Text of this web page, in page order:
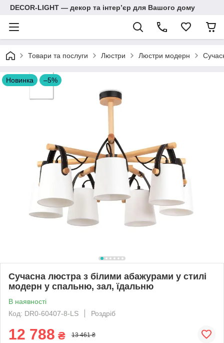
DECOR-LIGHT — декор та інтерʼєр для Вашого дому
Товари та послуги Люстри Люстри модерн
Новинка –5%
Сучасна люстра з білими абажурами у стилі
модерн у спальню, зал, їдальню
В наявності
Код: DR0-60407-8-LS
Роздріб
12 788 ₴ 13 461 ₴